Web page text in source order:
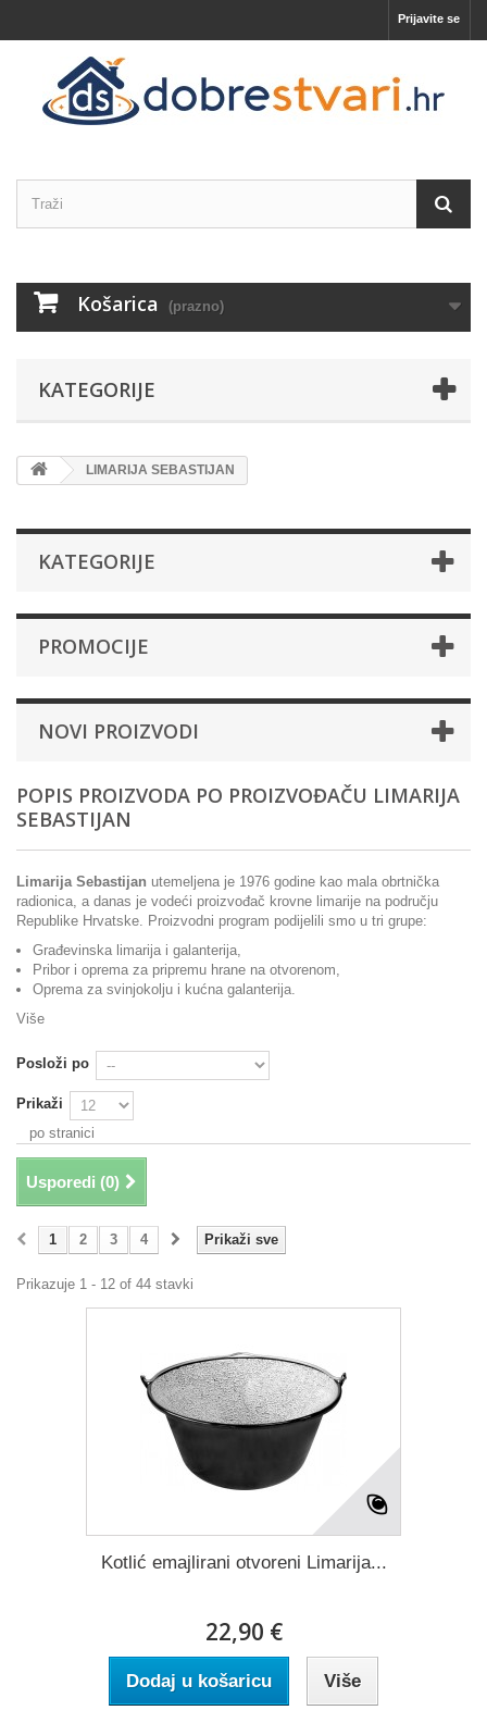
Prijavite se
Košarica (prazno)
KATEGORIJE
LIMARIJA SEBASTIJAN
KATEGORIJE
PROMOCIJE
NOVI PROIZVODI
POPIS PROIZVODA PO PROIZVOĐAČU LIMARIJA
SEBASTIJAN
Limarija Sebastijan utemeljena je 1976 godine kao mala obrtnička
radionica, a danas je vodeći proizvođač krovne limarije na području
Republike Hrvatske. Proizvodni program podijelili smo u tri grupe:
Građevinska limarija i galanterija,
Pribor i oprema za pripremu hrane na otvorenom,
Oprema za svinjokolju i kućna galanterija.
Više
Posloži po
Prikaži
po stranici
Usporedi (0)
Prikaži sve
1 2 3 4
Prikazuje 1 - 12 of 44 stavki
Kotlić emajlirani otvoreni Limarija...
22,90 €
Dodaj u košaricu Više